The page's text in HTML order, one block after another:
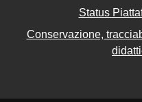
Status
Conservazione,